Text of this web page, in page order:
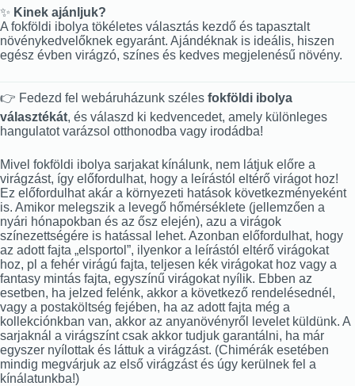
✨ Kinek ajánljuk?
A fokföldi ibolya tökéletes választás kezdő és tapasztalt
növénykedvelőknek egyaránt. Ajándéknak is ideális, hiszen
egész évben virágzó, színes és kedves megjelenésű növény.
👉 Fedezd fel webáruházunk széles fokföldi ibolya
választékát, és válaszd ki kedvencedet, amely különleges
hangulatot varázsol otthonodba vagy irodádba!
Mivel fokföldi ibolya sarjakat kínálunk, nem látjuk előre a
virágzást, így előfordulhat, hogy a leírástól eltérő virágot hoz!
Ez előfordulhat akár a környezeti hatások következményeként
is. Amikor melegszik a levegő hőmérséklete (jellemzően a
nyári hónapokban és az ősz elején), azu a virágok
színezettségére is hatással lehet. Azonban előfordulhat, hogy
az adott fajta „elsportol”, ilyenkor a leírástól eltérő virágokat
hoz, pl a fehér virágú fajta, teljesen kék virágokat hoz vagy a
fantasy mintás fajta, egyszínű virágokat nyílik. Ebben az
esetben, ha jelzed felénk, akkor a következő rendelésednél,
vagy a postaköltség fejében, ha az adott fajta még a
kollekciónkban van, akkor az anyanövényről levelet küldünk. A
sarjaknál a virágszínt csak akkor tudjuk garantálni, ha már
egyszer nyílottak és láttuk a virágzást. (Chimérák esetében
mindig megvárjuk az első virágzást és úgy kerülnek fel a
kínálatunkba!)